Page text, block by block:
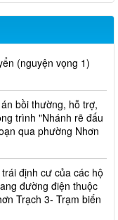
định cư
bồi thường, hỗ trợ,
trình "Nhánh rẽ đấu
qua phường Nhơn
định cư của các hộ
đường điện thuộc
Trạch 3- Trạm biến